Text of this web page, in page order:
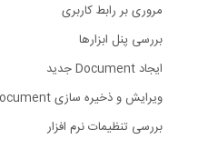
مروری بر رابط کاربری
بررسی پنل ابزارها
ایجاد Document جدید
ویرایش و ذخیره سازی Document ها
بررسی تنظیمات نرم افزار